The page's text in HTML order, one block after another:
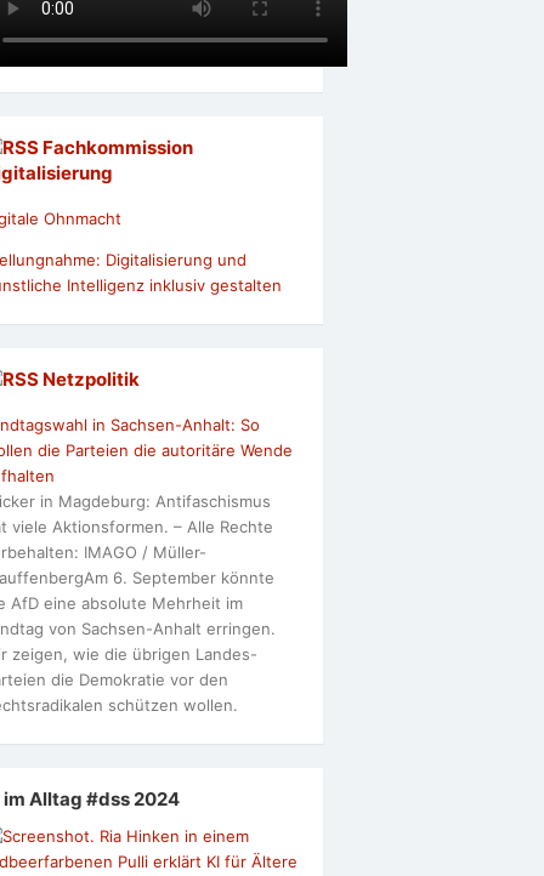
Fachkommission
Ohnmacht
Digitalisierung und
Intelligenz inklusiv gestalten
Netzpolitik
in Sachsen-Anhalt: So
die Parteien die autoritäre Wende
in Magdeburg: Antifaschismus
viele Aktionsformen. – Alle Rechte
IMAGO / Müller-
6. September könnte
AfD eine absolute Mehrheit im
von Sachsen-Anhalt erringen.
zeigen, wie die übrigen Landes-
die Demokratie vor den
schützen wollen.
im Alltag #dss 2024